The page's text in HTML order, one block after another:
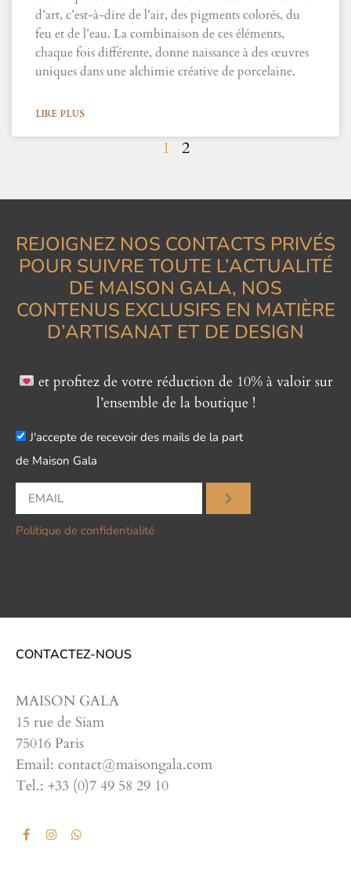
d’art, c’est-à-dire de l’air, des pigments colorés, du
feu et de l’eau. La combinaison de ces éléments,
chaque fois différente, donne naissance à des œuvres
uniques dans une alchimie créative de porcelaine.
LIRE PLUS
1 2
REJOIGNEZ NOS CONTACTS PRIVÉS
POUR SUIVRE TOUTE L’ACTUALITÉ
DE MAISON GALA, NOS
CONTENUS EXCLUSIFS EN MATIÈRE
D’ARTISANAT ET DE DESIGN
et profitez de votre réduction de 10% à valoir sur
l’ensemble de la boutique !
J'accepte de recevoir des mails de la part
de Maison Gala
Politique de confidentialité
CONTACTEZ-NOUS
MAISON GALA
15 rue de Siam
75016 Paris
Email: contact@maisongala.com
Tel.: +33 (0)7 49 58 29 10